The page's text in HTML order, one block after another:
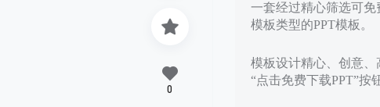
一套经过精心筛选可
模板类型的PPT模板。
模板设计精心、创意、
“点击免费下载PPT”按
0